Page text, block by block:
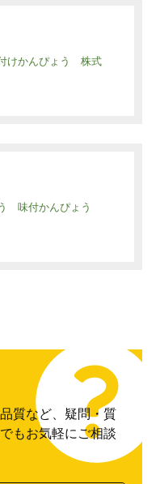
けかんぴょう 株式
味付かんぴょう
質など、疑問・質
もお気軽にご相談